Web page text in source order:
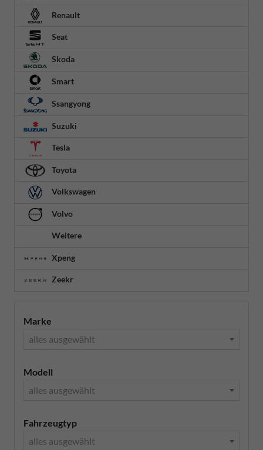
Renault
Seat
Skoda
Smart
Ssangyong
Suzuki
Tesla
Toyota
Volkswagen
Volvo
Weitere
Xpeng
Zeekr
Marke
alles ausgewählt
Modell
alles ausgewählt
Fahrzeugtyp
alles ausgewählt